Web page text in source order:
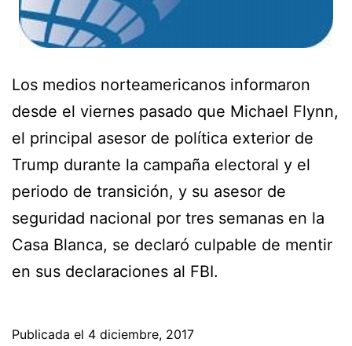
Los medios norteamericanos informaron
desde el viernes pasado que Michael Flynn,
el principal asesor de política exterior de
Trump durante la campaña electoral y el
periodo de transición, y su asesor de
seguridad nacional por tres semanas en la
Casa Blanca, se declaró culpable de mentir
en sus declaraciones al FBI.
Publicada el 4 diciembre, 2017